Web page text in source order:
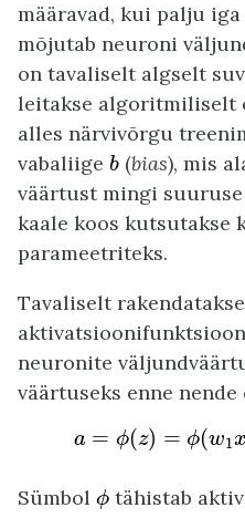
määravad, kui palju
mõjutab neuroni
on tavaliselt algselt
leitakse algoritmiliselt
alles närvivõrgu
vabaliige b
b (bias), mis
väärtust mingi
kaale koos kutsutakse
parameetriteks.
Tavaliselt
neuronite
väärtuseks enne nende
a = ϕ(z) = ϕ(w1x
a=ϕ( z)= ϕ(w x
Sümbol ϕ
ϕ tähistab